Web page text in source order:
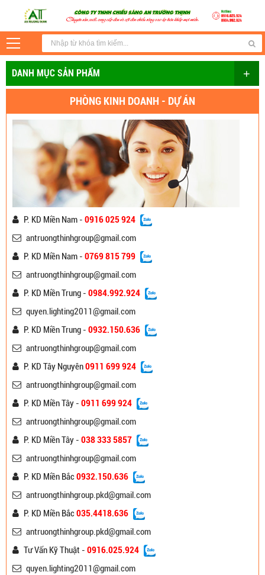
DANH MỤC SẢN PHẨM +
PHÒNG KINH DOANH - DỰ ÁN
P. KD Miền Nam - 0916 025 924
antruongthinhgroup@gmail.com
P. KD Miền Nam - 0769 815 799
antruongthinhgroup@gmail.com
P. KD Miền Trung - 0984.992.924
quyen.lighting2011@gmail.com
P. KD Miền Trung - 0932.150.636
antruongthinhgroup@gmail.com
P. KD Tây Nguyên0911 699 924
antruongthinhgroup@gmail.com
P. KD Miền Tây - 0911 699 924
antruongthinhgroup@gmail.com
P. KD Miền Tây - 038 333 5857
antruongthinhgroup@gmail.com
P. KD Miền Bắc0932.150.636
antruongthinhgroup.pkd@gmail.com
P. KD Miền Bắc035.4418.636
antruongthinhgroup.pkd@gmail.com
Tư Vấn Kỹ Thuật - 0916.025.924
quyen.lighting2011@gmail.com